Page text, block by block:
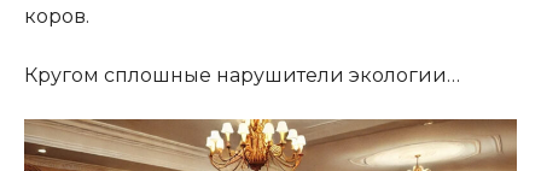
коров.
Кругом сплошные нарушители экологии…